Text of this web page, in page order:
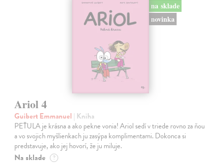
na sklade
novinka
Ariol 4
Guibert Emmanuel | Kniha
PEŤULA je krásna a ako pekne vonia! Ariol sedí v triede rovno za ňou
a vo svojich myšlienkach ju zasýpa komplimentami. Dokonca si
predstavuje, ako jej hovorí, že ju miluje.
Na sklade ?